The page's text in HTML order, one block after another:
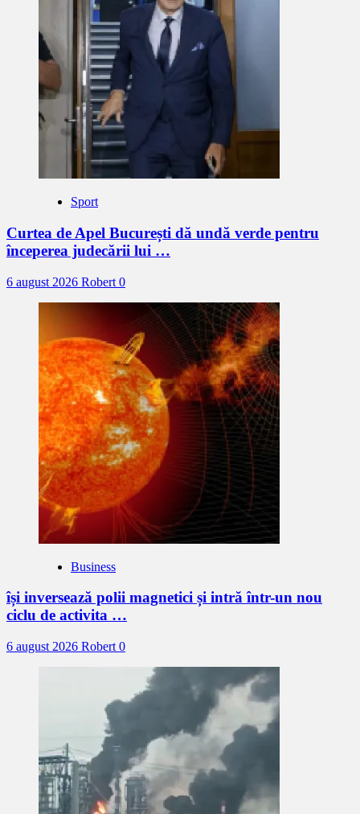
Sport
Curtea de Apel București dă undă verde pentru
începerea judecării lui …
6 august 2026 Robert 0
Business
își inversează polii magnetici și intră într-un nou
ciclu de activita …
6 august 2026 Robert 0